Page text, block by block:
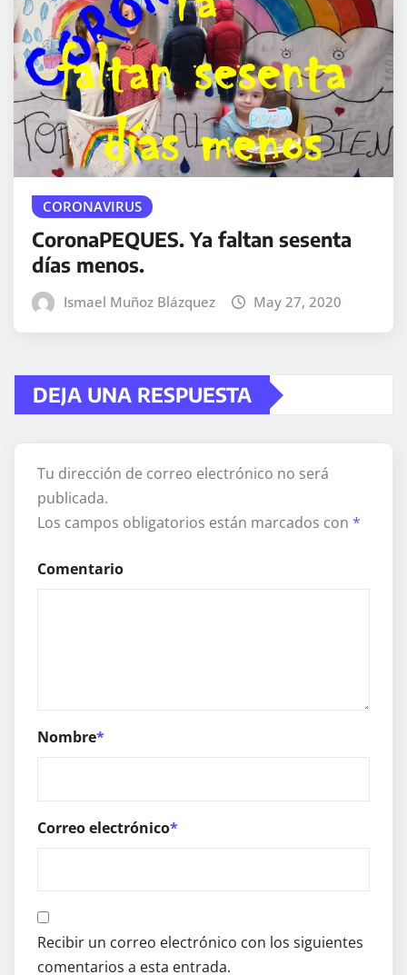
CORONAVIRUS
CoronaPEQUES. Ya faltan sesenta
días menos.
Ismael Muñoz Blázquez May 27, 2020
DEJA UNA RESPUESTA
Tu dirección de correo electrónico no será
publicada.
Los campos obligatorios están marcados con *
Comentario
Nombre*
Correo electrónico*
Recibir un correo electrónico con los siguientes
comentarios a esta entrada.